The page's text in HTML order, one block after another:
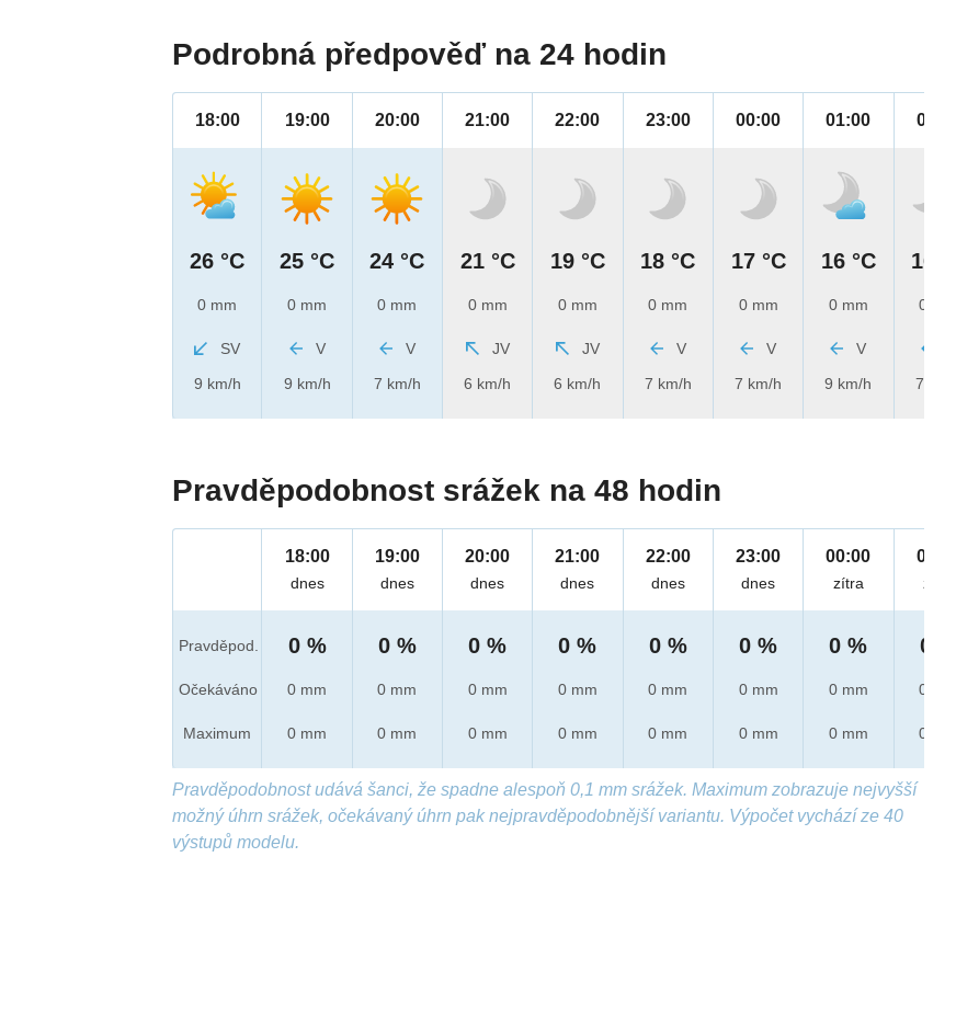
Podrobná předpověď na 24 hodin
18:00
26 °C
0 mm
SV
9 km/h
19:00
25 °C
0 mm
V
9 km/h
20:00
24 °C
0 mm
V
7 km/h
21:00
21 °C
0 mm
JV
6 km/h
22:00
19 °C
0 mm
JV
6 km/h
23:00
18 °C
0 mm
V
7 km/h
00:00
17 °C
0 mm
V
7 km/h
01:00
16 °C
0 mm
V
9 km/h
02:00
16 °C
0 mm
7 km/h
Pravděpodobnost srážek na 48 hodin
Pravděpod.
Očekáváno
Maximum
18:00
dnes
0 %
0 mm
0 mm
19:00
dnes
0 %
0 mm
0 mm
20:00
dnes
0 %
0 mm
0 mm
21:00
dnes
0 %
0 mm
0 mm
22:00
dnes
0 %
0 mm
0 mm
23:00
dnes
0 %
0 mm
0 mm
00:00
zítra
0 %
0 mm
0 mm
01:00
zítra
0 %
0 mm
0 mm
Pravděpodobnost udává šanci, že spadne alespoň 0,1 mm srážek. Maximum zobrazuje nejvyšší
možný úhrn srážek, očekávaný úhrn pak nejpravděpodobnější variantu. Výpočet vychází ze 40
výstupů modelu.